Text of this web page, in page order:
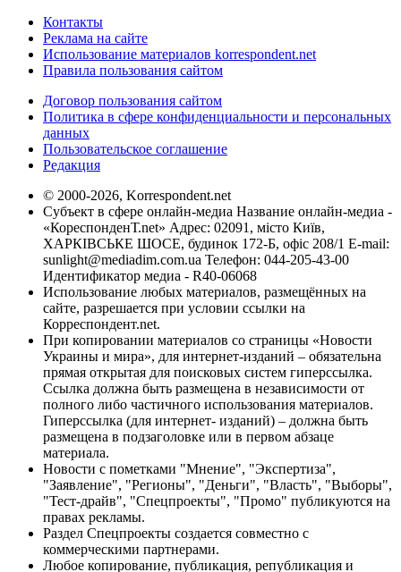
Контакты
Реклама на сайте
Использование материалов korrespondent.net
Правила пользования сайтом
Договор пользования сайтом
Политика в сфере конфиденциальности и персональных
данных
Пользовательское соглашение
Редакция
© 2000-2026, Korrespondent.net
Субъект в сфере онлайн-медиа Название онлайн-медиа -
«КореспонденТ.net» Адрес: 02091, місто Київ,
ХАРКІВСЬКЕ ШОСЕ, будинок 172-Б, офіс 208/1 E-mail:
sunlight@mediadim.com.ua Телефон: 044-205-43-00
Идентификатор медиа - R40-06068
Использование любых материалов, размещённых на
сайте, разрешается при условии ссылки на
Корреспондент.net.
При копировании материалов со страницы «Новости
Украины и мира», для интернет-изданий – обязательна
прямая открытая для поисковых систем гиперссылка.
Ссылка должна быть размещена в независимости от
полного либо частичного использования материалов.
Гиперссылка (для интернет- изданий) – должна быть
размещена в подзаголовке или в первом абзаце
материала.
Новости с пометками "Мнение", "Экспертиза",
"Заявление", "Регионы", "Деньги", "Власть", "Выборы",
"Тест-драйв", "Спецпроекты", "Промо" публикуются на
правах рекламы.
Раздел Спецпроекты создается совместно с
коммерческими партнерами.
Любое копирование, публикация, републикация и